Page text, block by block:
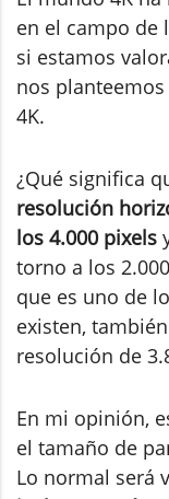
en el campo de
si estamos
nos
4K.
¿Qué significa
resolución
los 4.000 pixels
torno a los
que es uno de
existen,
resolución de
En mi opinión,
el tamaño de
Lo normal será